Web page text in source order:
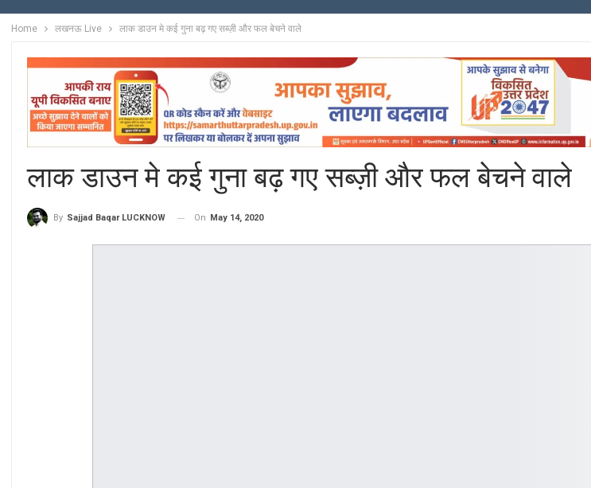
Home लखनऊ Live लाक डाउन मे कई गुना बढ़ गए सब्ज़ी और फल बेचने वाले
लाक डाउन मे कई गुना बढ़ गए सब्ज़ी और फल बेचने वाले
By Sajjad Baqar LUCKNOW On May 14, 2020